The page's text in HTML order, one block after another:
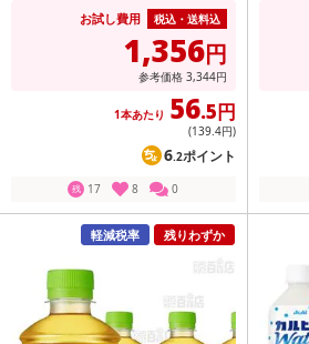
お試し費用 税込・送料込
1,356円
参考価格 3,344円
1本あたり 56.5円
(139.4円)
6.2ポイント
残 17 8 0
軽減税率 残りわずか